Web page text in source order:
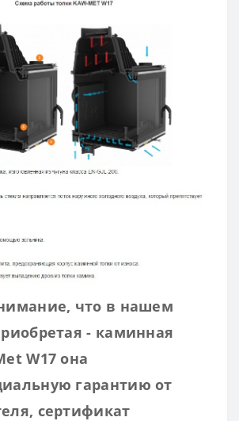
что в нашем
- каминная
W17 она
гарантию от
сертификат